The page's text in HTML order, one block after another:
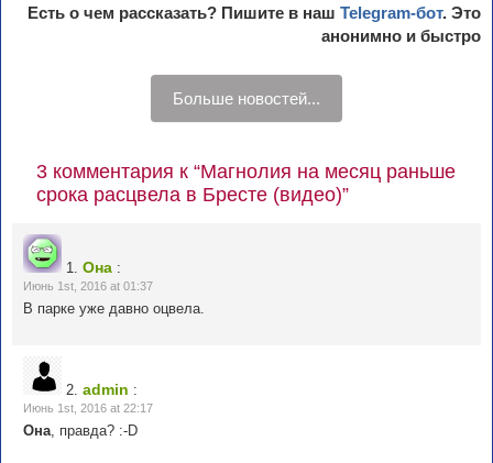
Есть о чем рассказать? Пишите в наш Telegram-бот. Это
анонимно и быстро
Больше новостей...
3 комментария к “Магнолия на месяц раньше
срока расцвела в Бресте (видео)”
1. Она :
Июнь 1st, 2016 at 01:37
В парке уже давно оцвела.
2. admin :
Июнь 1st, 2016 at 22:17
Она, правда? :-D